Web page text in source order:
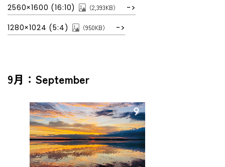
2560×1600 (16:10) （2,393KB）
1280×1024 (5:4) （950KB）
9月：September